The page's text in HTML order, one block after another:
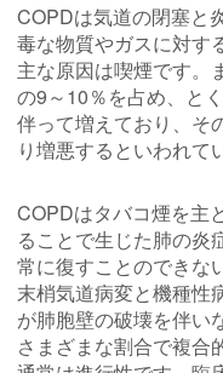
COPDは気道の閉塞と
毒な物質やガスに対す
主な原因は喫煙です。
の9～10％を占め、と
伴って増えており、そ
り増悪するといわれて
COPDはタバコ煙を主
ることで生じた肺の炎
常に復すことのできな
末梢気道病変と機種性
が肺胞壁の破壊を伴い
さまざまな割合で複合